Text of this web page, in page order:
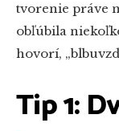
tvorenie práve
obľúbila
hovorí,
Tip 1: